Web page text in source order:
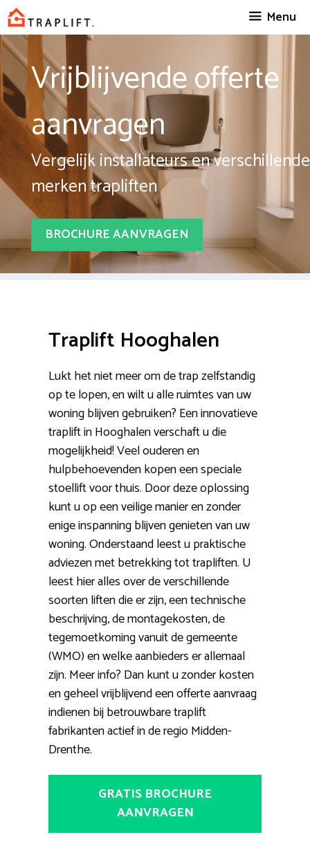
Spring
naar
inhoud
Menu
Vrijblijvende offerte
aanvragen
Vergelijk installateurs en verschillende
merken trapliften
BROCHURE AANVRAGEN
Traplift Hooghalen
Lukt het niet meer om de trap zelfstandig
op te lopen, en wilt u alle ruimtes van uw
woning blijven gebruiken? Een innovatieve
traplift in Hooghalen verschaft u die
mogelijkheid! Veel ouderen en
hulpbehoevenden kopen een speciale
stoellift voor thuis. Door deze oplossing
kunt u op een veilige manier en zonder
enige inspanning blijven genieten van uw
woning. Onderstaand leest u praktische
adviezen met betrekking tot trapliften. U
leest hier alles over de verschillende
soorten liften die er zijn, een technische
beschrijving, de montagekosten, de
tegemoetkoming vanuit de gemeente
(WMO) en welke aanbieders er allemaal
zijn. Meer info? Dan kunt u zonder kosten
en geheel vrijblijvend een offerte aanvraag
indienen bij betrouwbare traplift
fabrikanten actief in de regio Midden-
Drenthe.
GRATIS BROCHURE
AANVRAGEN